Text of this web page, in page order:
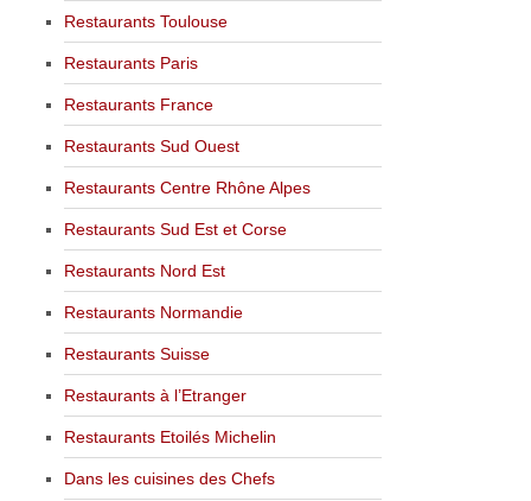
Restaurants Toulouse
Restaurants Paris
Restaurants France
Restaurants Sud Ouest
Restaurants Centre Rhône Alpes
Restaurants Sud Est et Corse
Restaurants Nord Est
Restaurants Normandie
Restaurants Suisse
Restaurants à l’Etranger
Restaurants Etoilés Michelin
Dans les cuisines des Chefs